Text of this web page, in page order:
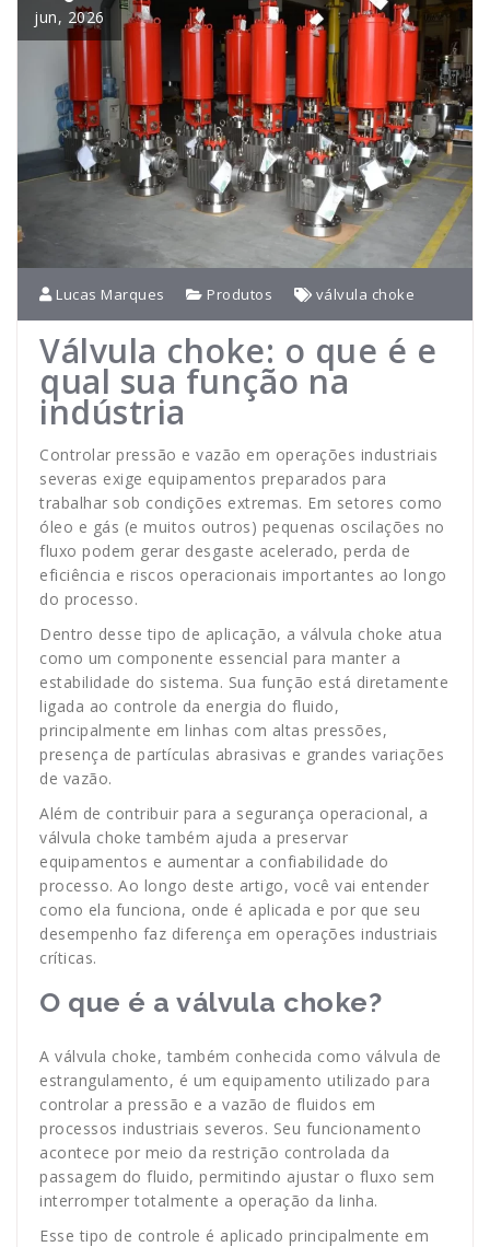
jun, 2026
Lucas Marques Produtos válvula choke
Válvula choke: o que é e
qual sua função na
indústria
Controlar pressão e vazão em operações industriais
severas exige equipamentos preparados para
trabalhar sob condições extremas. Em setores como
óleo e gás (e muitos outros) pequenas oscilações no
fluxo podem gerar desgaste acelerado, perda de
eficiência e riscos operacionais importantes ao longo
do processo.
Dentro desse tipo de aplicação, a válvula choke atua
como um componente essencial para manter a
estabilidade do sistema. Sua função está diretamente
ligada ao controle da energia do fluido,
principalmente em linhas com altas pressões,
presença de partículas abrasivas e grandes variações
de vazão.
Além de contribuir para a segurança operacional, a
válvula choke também ajuda a preservar
equipamentos e aumentar a confiabilidade do
processo. Ao longo deste artigo, você vai entender
como ela funciona, onde é aplicada e por que seu
desempenho faz diferença em operações industriais
críticas.
O que é a válvula choke?
A válvula choke, também conhecida como válvula de
estrangulamento, é um equipamento utilizado para
controlar a pressão e a vazão de fluidos em
processos industriais severos. Seu funcionamento
acontece por meio da restrição controlada da
passagem do fluido, permitindo ajustar o fluxo sem
interromper totalmente a operação da linha.
Esse tipo de controle é aplicado principalmente em